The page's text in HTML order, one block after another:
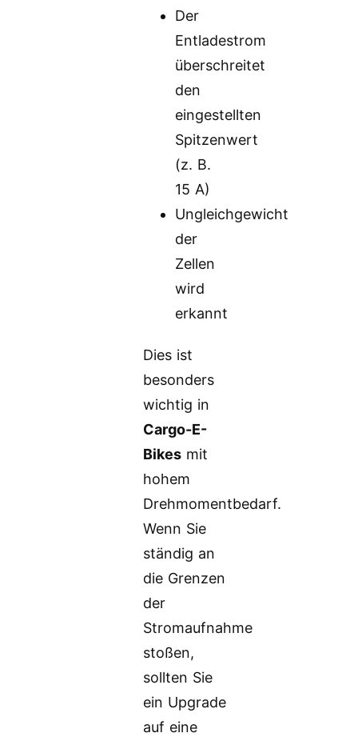
Der
Entladestrom
überschreitet
den
eingestellten
Spitzenwert
(z. B.
15 A)
Ungleichgewicht
der
Zellen
wird
erkannt
Dies ist
besonders
wichtig in
Cargo-E-
Bikes mit
hohem
Drehmomentbedarf.
Wenn Sie
ständig an
die Grenzen
der
Stromaufnahme
stoßen,
sollten Sie
ein Upgrade
auf eine